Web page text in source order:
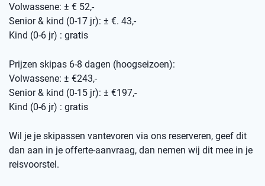
Volwassene: ± € 52,-
Senior & kind (0-17 jr): ± €. 43,-
Kind (0-6 jr) : gratis
Prijzen skipas 6-8 dagen (hoogseizoen):
Volwassene: ± €243,-
Senior & kind (0-15 jr): ± €197,-
Kind (0-6 jr) : gratis
Wil je je skipassen vantevoren via ons reserveren, geef dit
dan aan in je offerte-aanvraag, dan nemen wij dit mee in je
reisvoorstel.